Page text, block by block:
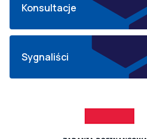
Konsultacje
Sygnaliści